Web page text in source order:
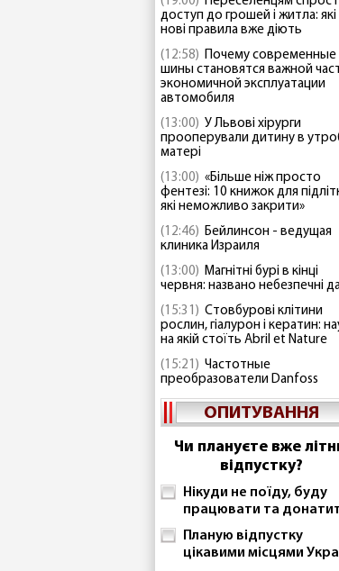
доступ до грошей і житла: які
нові правила вже діють
(12:58) Почему современные
шины становятся важной
экономичной эксплуатации
автомобиля
(13:00) У Львові хірурги
прооперували дитину в
матері
(13:00) «Більше ніж просто
фентезі: 10 книжок для
які неможливо закрити»
(12:46) Бейлинсон - ведущая
клиника Израиля
(13:00) Магнітні бурі в кінці
червня: названо небезпечні
(15:31) Стовбурові клітини
рослин, гіалурон і кератин:
на якій стоїть Abril et Nature
(15:21) Частотные
преобразователи Danfoss
ОПИТУВАННЯ
Чи плануєте вже
відпустку?
Нікуди не поїду, буду
працювати та
Планую відпустку
цікавими місцями